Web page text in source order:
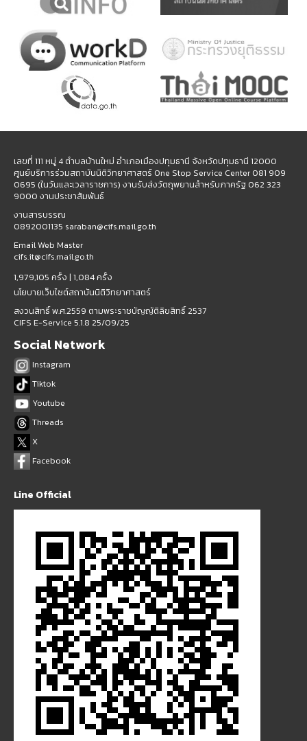
เลขที่ 111 หมู่ 4 ตำบลบ้านใหม่ อำเภอเมืองปทุมธานี จังหวัดปทุมธานี 12000
ศูนย์บริการร่วมสถาบันนิติวิทยาศาสตร์ One Stop Service Center 081 909
0695 (ในวันและเวลาราชการ) งานรับส่งวัตถุพยานสำหรับภาครัฐ 062 323
9000 งานประชาสัมพันธ์
งานสารบรรณ
0892001135 saraban@cifs.mail.go.th
Email Web Master
cifs.it@cifs.mail.go.th
1,979,105 ครั้ง | 1,084 ครั้ง
นโยบายเว็บไซต์สถาบันนิติวิทยาศาสตร์
สงวนสิทธิ์ พ.ศ.2559 ตามพระราชบัญญัติลิขสิทธิ์ 2537
CIFS E-Service 5.1.8 25/09/25
Social Network
Instagram
Tiktok
Youtube
Threads
X
Facebook
Line Official